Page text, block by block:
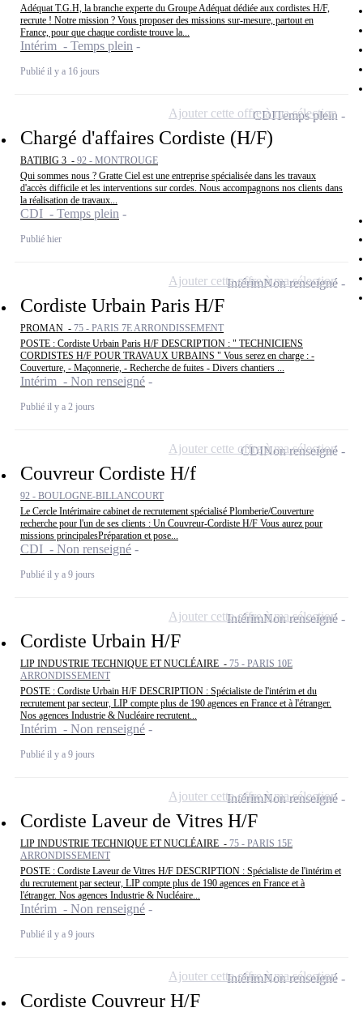
Adéquat T.G.H, la branche experte du Groupe Adéquat dédiée aux cordistes H/F,
recrute ! Notre mission ? Vous proposer des missions sur-mesure, partout en
France, pour que chaque cordiste trouve la...
Intérim - Temps plein
Publié il y a 16 jours
Chargé d'affaires Cordiste (H/F)
BATIBIG 3 - 92 - MONTROUGE
Qui sommes nous ? Gratte Ciel est une entreprise spécialisée dans les travaux
d'accès difficile et les interventions sur cordes. Nous accompagnons nos clients dans
la réalisation de travaux...
CDI - Temps plein
Publié hier
CDITemps plein
Ajouter cette offre à ma sélection
Cordiste Urbain Paris H/F
PROMAN - 75 - PARIS 7E ARRONDISSEMENT
POSTE : Cordiste Urbain Paris H/F DESCRIPTION : " TECHNICIENS
CORDISTES H/F POUR TRAVAUX URBAINS " Vous serez en charge : -
Couverture, - Maçonnerie, - Recherche de fuites - Divers chantiers ...
Intérim - Non renseigné
Publié il y a 2 jours
IntérimNon renseigné
Ajouter cette offre à ma sélection
Couvreur Cordiste H/f
92 - BOULOGNE-BILLANCOURT
Le Cercle Intérimaire cabinet de recrutement spécialisé Plomberie/Couverture
recherche pour l'un de ses clients : Un Couvreur-Cordiste H/F Vous aurez pour
missions principalesPréparation et pose...
CDI - Non renseigné
Publié il y a 9 jours
CDINon renseigné
Ajouter cette offre à ma sélection
Cordiste Urbain H/F
LIP INDUSTRIE TECHNIQUE ET NUCLÉAIRE - 75 - PARIS 10E
ARRONDISSEMENT
POSTE : Cordiste Urbain H/F DESCRIPTION : Spécialiste de l'intérim et du
recrutement par secteur, LIP compte plus de 190 agences en France et à l'étranger.
Nos agences Industrie & Nucléaire recrutent...
Intérim - Non renseigné
Publié il y a 9 jours
IntérimNon renseigné
Ajouter cette offre à ma sélection
Cordiste Laveur de Vitres H/F
LIP INDUSTRIE TECHNIQUE ET NUCLÉAIRE - 75 - PARIS 15E
ARRONDISSEMENT
POSTE : Cordiste Laveur de Vitres H/F DESCRIPTION : Spécialiste de l'intérim et
du recrutement par secteur, LIP compte plus de 190 agences en France et à
l'étranger. Nos agences Industrie & Nucléaire...
Intérim - Non renseigné
Publié il y a 9 jours
IntérimNon renseigné
Ajouter cette offre à ma sélection
Cordiste Couvreur H/F
IntérimNon renseigné
Ajouter cette offre à ma sélection